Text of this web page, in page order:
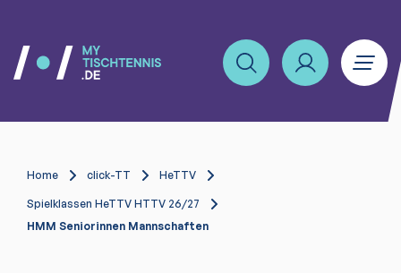
Home click-TT HeTTV
Spielklassen HeTTV HTTV 26/27
HMM Seniorinnen Mannschaften